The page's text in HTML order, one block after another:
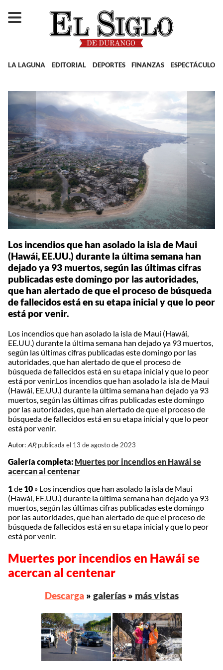
LA LAGUNA EDITORIAL DEPORTES FINANZAS ESPECTÁCULOS
Los incendios que han asolado la isla de Maui
(Hawái, EE.UU.) durante la última semana han
dejado ya 93 muertos, según las últimas cifras
publicadas este domingo por las autoridades,
que han alertado de que el proceso de búsqueda
de fallecidos está en su etapa inicial y que lo peor
está por venir.
Los incendios que han asolado la isla de Maui (Hawái,
EE.UU.) durante la última semana han dejado ya 93 muertos,
según las últimas cifras publicadas este domingo por las
autoridades, que han alertado de que el proceso de
búsqueda de fallecidos está en su etapa inicial y que lo peor
está por venir.Los incendios que han asolado la isla de Maui
(Hawái, EE.UU.) durante la última semana han dejado ya 93
muertos, según las últimas cifras publicadas este domingo
por las autoridades, que han alertado de que el proceso de
búsqueda de fallecidos está en su etapa inicial y que lo peor
está por venir.
Autor:AP, publicada el 13 de agosto de 2023
Galería completa: Muertes por incendios en Hawái se
acercan al centenar
1de 10 » Los incendios que han asolado la isla de Maui
(Hawái, EE.UU.) durante la última semana han dejado ya 93
muertos, según las últimas cifras publicadas este domingo
por las autoridades, que han alertado de que el proceso de
búsqueda de fallecidos está en su etapa inicial y que lo peor
está por venir.
Muertes por incendios en Hawái se
acercan al centenar
Descarga» galerías» más vistas